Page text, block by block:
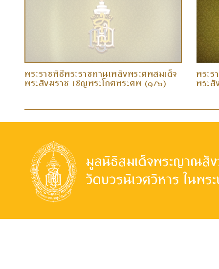
พระราชพิธีพระราชทานเพลิงพระศพสมเด็จ
พระสังฆราช เชิญพระโกศพระศพ (๑/๖)
พระร
พระ